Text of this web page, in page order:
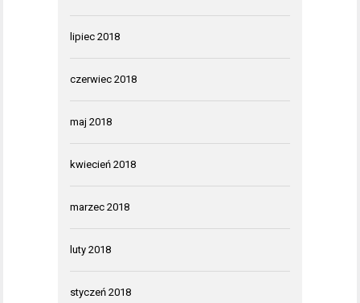
lipiec 2018
czerwiec 2018
maj 2018
kwiecień 2018
marzec 2018
luty 2018
styczeń 2018